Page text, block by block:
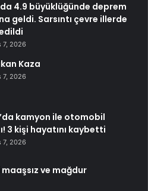
4.9 büyüklüğünde deprem
geldi. Sarsıntı çevre illerde
7, 2026
Kaza
7, 2026
kamyon ile otomobil
3 kişi hayatını kaybetti
7, 2026
ve mağdur